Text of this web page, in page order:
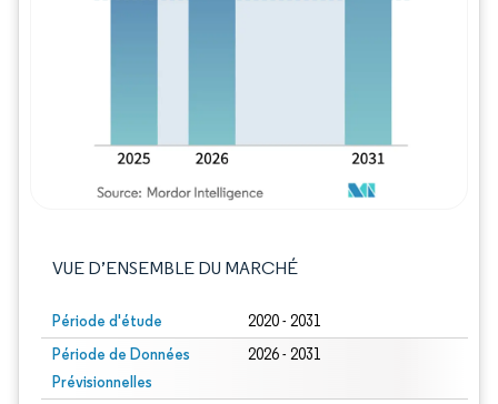
VUE D’ENSEMBLE DU MARCHÉ
Période d'étude 2020 - 2031
Période de Données
Prévisionnelles
2026 - 2031